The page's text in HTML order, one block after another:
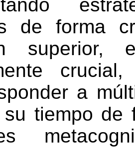
de forma
superior,
a
su tiempo de